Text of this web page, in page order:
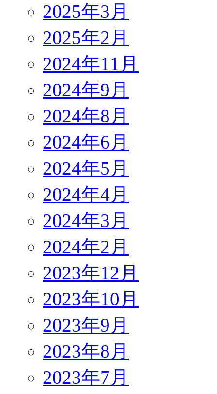
2025年3月
2025年2月
2024年11月
2024年9月
2024年8月
2024年6月
2024年5月
2024年4月
2024年3月
2024年2月
2023年12月
2023年10月
2023年9月
2023年8月
2023年7月